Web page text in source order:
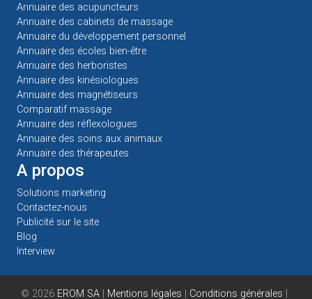
Annuaire des acupuncteurs
Annuaire des cabinets de massage
Annuaire du développement personnel
Annuaire des écoles bien-être
Annuaire des herboristes
Annuaire des kinésiologues
Annuaire des magnétiseurs
Comparatif massage
Annuaire des réflexologues
Annuaire des soins aux animaux
Annuaire des thérapeutes
A propos
Solutions marketing
Contactez-nous
Publicité sur le site
Blog
Interview
© 2026 EROM SA Mentions légales Conditions générales